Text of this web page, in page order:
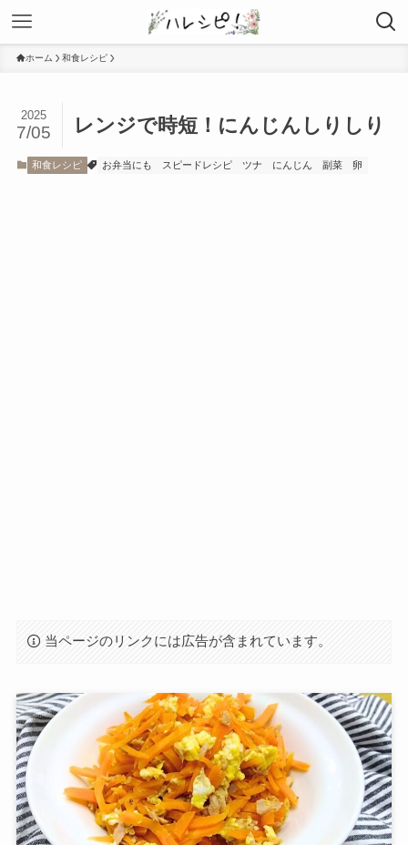
ホーム 和食レシピ
レンジで時短！にんじんしりしり
2025
7/05
和食レシピ お弁当にも スピードレシピ ツナ にんじん 副菜 卵
当ページのリンクには広告が含まれています。